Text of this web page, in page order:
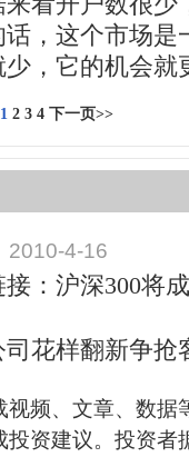
，这个市场是
，它的机会就
1 2 3 4 下一页>>
2010-4-16
：沪深300将
花样翻新争抢
频、文章、数据
资建议。投资者